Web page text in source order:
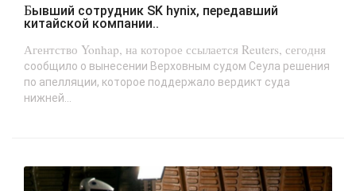
Бывший сотрудник SK hynix, передавший
китайской компании..
Агентство Yonhap, на которое ссылается Reuters, сегодня
сообщило о вынесении Верховным судом Сеула решения
по апелляции, которое поддержало вердикт суда
нижней...